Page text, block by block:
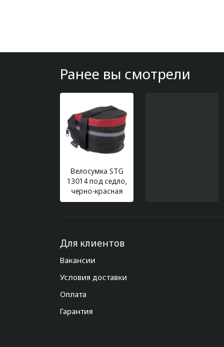
Ранее вы смотрели
Велосумка STG
13014 под седло,
черно-красная
Для клиентов
Вакансии
Условия доставки
Оплата
Гарантия